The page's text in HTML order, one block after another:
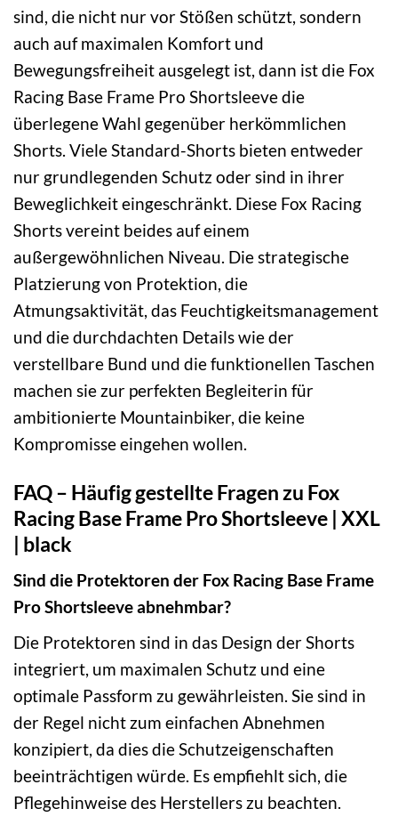
sind, die nicht nur vor Stößen schützt, sondern
auch auf maximalen Komfort und
Bewegungsfreiheit ausgelegt ist, dann ist die Fox
Racing Base Frame Pro Shortsleeve die
überlegene Wahl gegenüber herkömmlichen
Shorts. Viele Standard-Shorts bieten entweder
nur grundlegenden Schutz oder sind in ihrer
Beweglichkeit eingeschränkt. Diese Fox Racing
Shorts vereint beides auf einem
außergewöhnlichen Niveau. Die strategische
Platzierung von Protektion, die
Atmungsaktivität, das Feuchtigkeitsmanagement
und die durchdachten Details wie der
verstellbare Bund und die funktionellen Taschen
machen sie zur perfekten Begleiterin für
ambitionierte Mountainbiker, die keine
Kompromisse eingehen wollen.
FAQ – Häufig gestellte Fragen zu Fox
Racing Base Frame Pro Shortsleeve | XXL
| black
Sind die Protektoren der Fox Racing Base Frame
Pro Shortsleeve abnehmbar?
Die Protektoren sind in das Design der Shorts
integriert, um maximalen Schutz und eine
optimale Passform zu gewährleisten. Sie sind in
der Regel nicht zum einfachen Abnehmen
konzipiert, da dies die Schutzeigenschaften
beeinträchtigen würde. Es empfiehlt sich, die
Pflegehinweise des Herstellers zu beachten.